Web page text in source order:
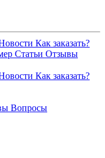
Как заказать?
Статьи Отзывы
Как заказать?
Вопросы